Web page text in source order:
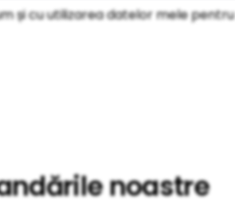
și cu utilizarea datelor mele pentru
noastre